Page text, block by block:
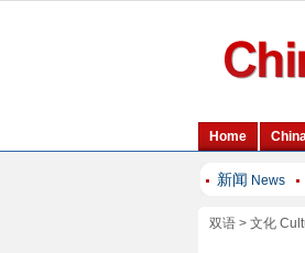
新闻 News
双语> 文化